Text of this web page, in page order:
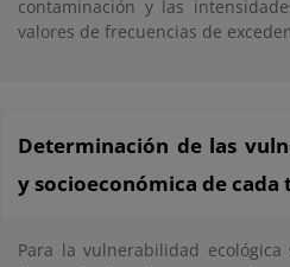
contaminación y las
valores de frecuencias de
Determinación de las
y socioeconómica de cada
Para la vulnerabilidad